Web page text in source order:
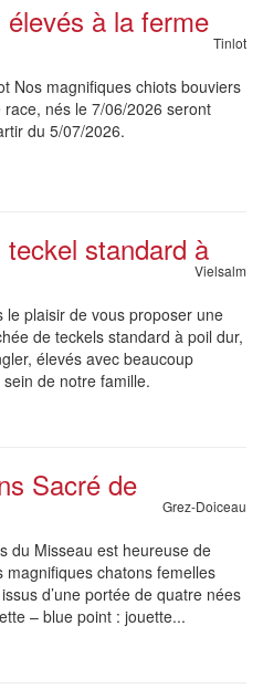
à la ferme
Tinlot
Nos magnifiques chiots bouviers
nés le 7/06/2026 seront
du 5/07/2026.
standard à
Vielsalm
le plaisir de vous proposer une
de teckels standard à poil dur,
élevés avec beaucoup
de notre famille.
Sacré de
Grez-Doiceau
du Misseau est heureuse de
magnifiques chatons femelles
d’une portée de quatre nées
– blue point : jouette...